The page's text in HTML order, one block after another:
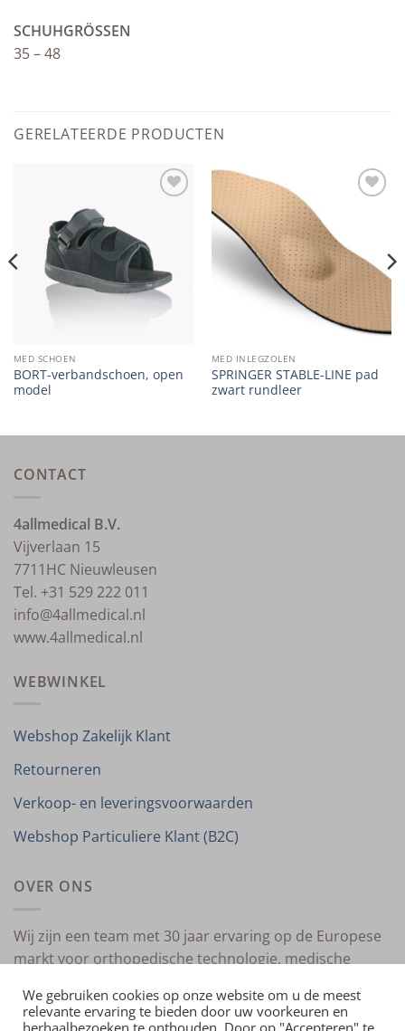
SCHUHGRÖSSEN
35 – 48
GERELATEERDE PRODUCTEN
MED SCHOEN
BORT-verbandschoen, open
model
MED INLEGZOLEN
SPRINGER STABLE-LINE pad
zwart rundleer
CONTACT
4allmedical B.V.
Vijverlaan 15
7711HC Nieuwleusen
Tel. +31 529 222 011
info@4allmedical.nl
www.4allmedical.nl
WEBWINKEL
Webshop Zakelijk Klant
Retourneren
Verkoop- en leveringsvoorwaarden
Webshop Particuliere Klant (B2C)
OVER ONS
Wij zijn een team met 30 jaar ervaring op de Europese
markt voor orthopedische technologie, medische
We gebruiken cookies op onze website om u de meest
relevante ervaring te bieden door uw voorkeuren en
herhaalbezoeken te onthouden. Door op "Accepteren" te